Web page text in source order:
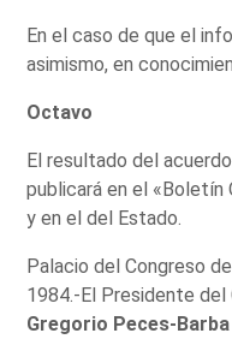
En el caso de que el
asimismo, en
Octavo
El resultado del
publicará en el «Boletín
y en el del Estado.
Palacio del Congreso
1984.-El Presidente del
Gregorio Peces-